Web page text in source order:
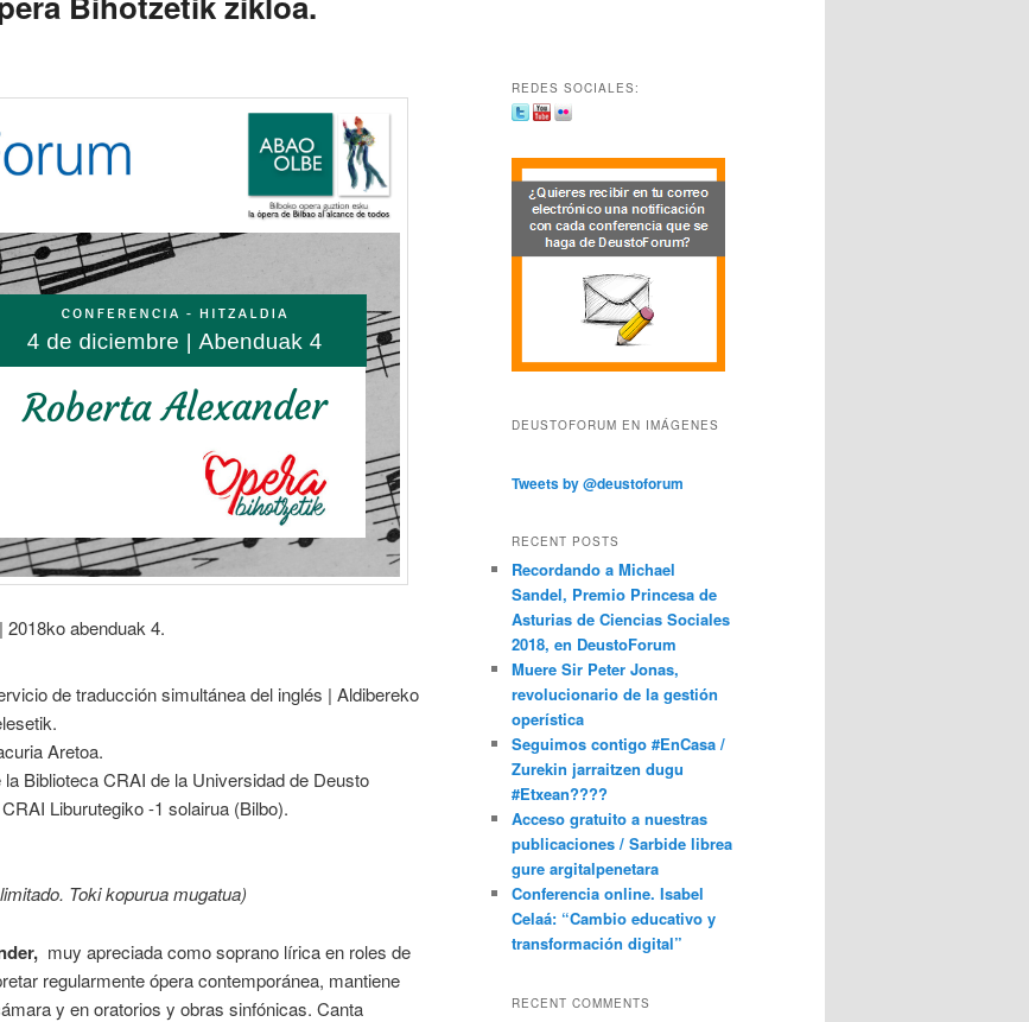
2018ko abenduak 4.
de traducción simultánea del inglés | Aldibereko
Aretoa.
la Biblioteca CRAI de la Universidad de Deusto
Liburutegiko -1 solairua (Bilbo).
Toki kopurua mugatua)
muy apreciada como soprano lírica en roles de
regularmente ópera contemporánea, mantiene
y en oratorios y obras sinfónicas. Canta
REDES SOCIALES:
DEUSTOFORUM EN IMÁGENES
Tweets by @deustoforum
RECENT POSTS
Recordando a Michael
Sandel, Premio Princesa de
Asturias de Ciencias Sociales
2018, en DeustoForum
Muere Sir Peter Jonas,
revolucionario de la gestión
operística
Seguimos contigo #EnCasa /
Zurekin jarraitzen dugu
#Etxean????
Acceso gratuito a nuestras
publicaciones / Sarbide librea
gure argitalpenetara
Conferencia online. Isabel
Celaá: “Cambio educativo y
transformación digital”
RECENT COMMENTS